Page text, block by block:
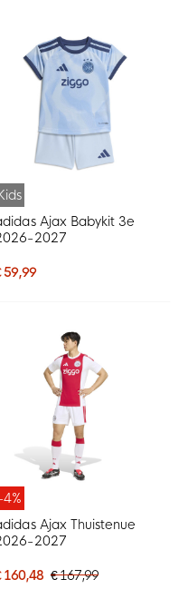
Ajax Babykit 3e
2027
59,99
Ajax Thuistenue
2027
160,48 € 167,99